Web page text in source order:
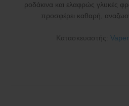
ροδάκινα και ελαφρώς γλυκές
προσφέρει καθαρή,
Κατασκευαστής: